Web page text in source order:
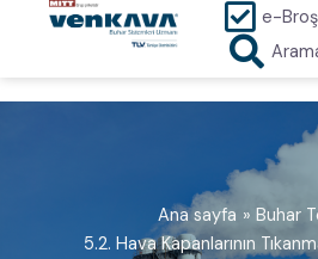
İçeriğe
e-
Ana sayfa
Buhar
5.2. Hava Kapanlarının